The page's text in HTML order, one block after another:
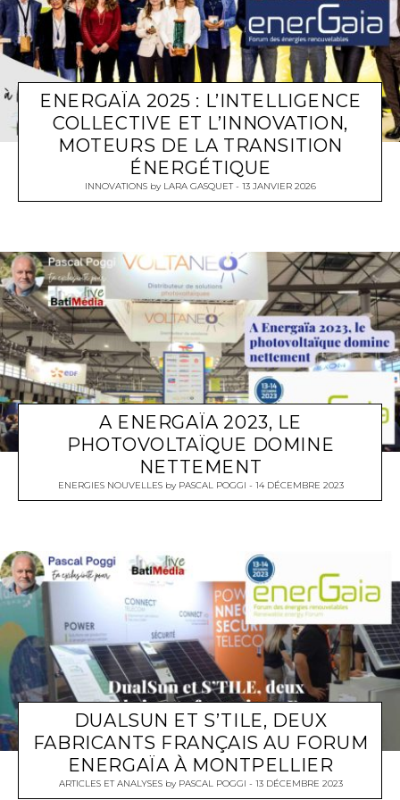
ENERGAÏA 2025 : L’INTELLIGENCE
COLLECTIVE ET L’INNOVATION,
MOTEURS DE LA TRANSITION
ÉNERGÉTIQUE
INNOVATIONS by LARA GASQUET 13 JANVIER 2026
A ENERGAÏA 2023, LE
PHOTOVOLTAÏQUE DOMINE
NETTEMENT
ENERGIES NOUVELLESby PASCAL POGGI 14 DÉCEMBRE 2023
DUALSUN ET S’TILE, DEUX
FABRICANTS FRANÇAIS AU FORUM
ENERGAÏA À MONTPELLIER
ARTICLES ET ANALYSESby PASCAL POGGI 13 DÉCEMBRE 2023